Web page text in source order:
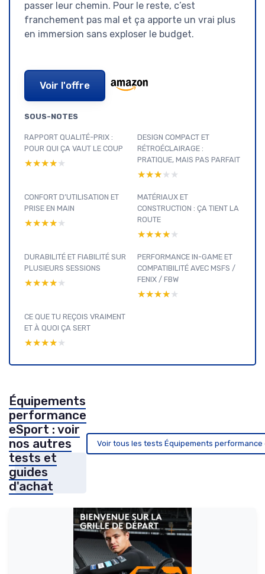
passer leur chemin. Pour le reste, c’est
franchement pas mal et ça apporte un vrai plus
en immersion sans exploser le budget.
Voir l'offre
SOUS-NOTES
RAPPORT QUALITÉ-PRIX :
POUR QUI ÇA VAUT LE COUP
★★★★★
★★★★★
DESIGN COMPACT ET
RÉTROÉCLAIRAGE :
PRATIQUE, MAIS PAS PARFAIT
★★★★★
★★★★★
CONFORT D’UTILISATION ET
PRISE EN MAIN
★★★★★
★★★★★
MATÉRIAUX ET
CONSTRUCTION : ÇA TIENT LA
ROUTE
★★★★★
★★★★★
DURABILITÉ ET FIABILITÉ SUR
PLUSIEURS SESSIONS
★★★★★
★★★★★
PERFORMANCE IN-GAME ET
COMPATIBILITÉ AVEC MSFS /
FENIX / FBW
★★★★★
★★★★★
CE QUE TU REÇOIS VRAIMENT
ET À QUOI ÇA SERT
★★★★★
★★★★★
Équipements
performance
eSport : voir
nos autres
tests et
guides
d'achat
Voir tous les tests Équipements